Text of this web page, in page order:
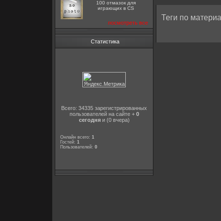
100 отмазок для
играющих в CS
посмотреть все
Статистика
Всего: 34335 зарегистрированных
пользователей на сайте + 0
сегодняи (0 вчера)
Онлайн всего: 1
Гостей: 1
Пользователей: 0
Теги по